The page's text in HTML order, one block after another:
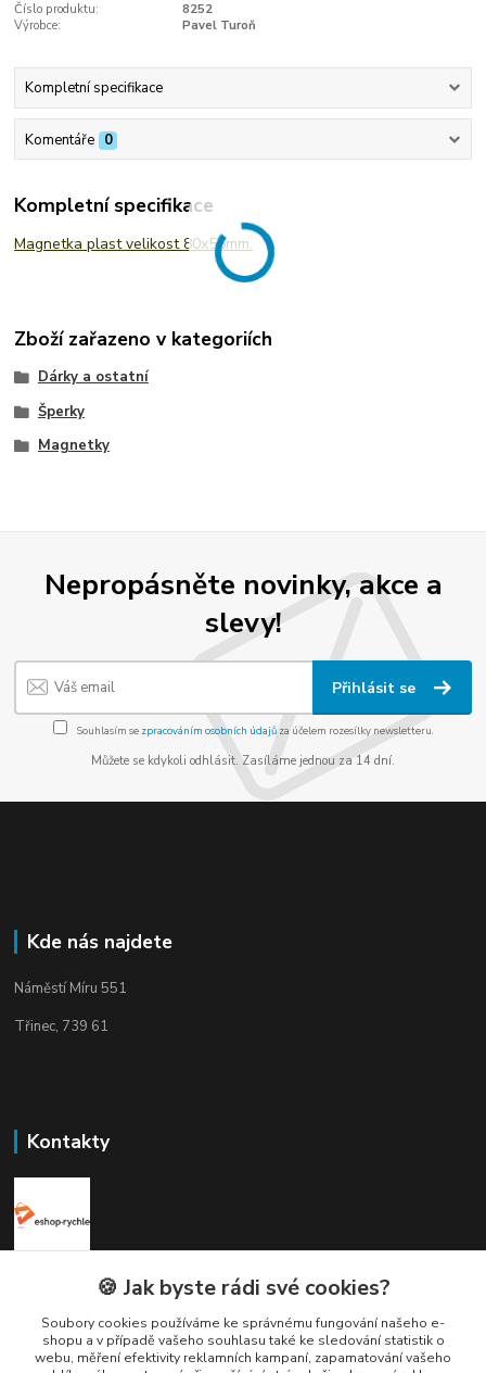
Číslo produktu:
8252
Výrobce:
Pavel Turoň
Kompletní specifikace
Komentáře 0
Kompletní specifikace
Magnetka plast velikost 80x55mm.
Zboží zařazeno v kategoriích
Dárky a ostatní
Šperky
Magnetky
Nepropásněte novinky, akce a
slevy!
Přihlásit se
Souhlasím se zpracováním osobních údajůza účelem rozesílky newsletteru.
Můžete se kdykoli odhlásit. Zasíláme jednou za 14 dní.
Kde nás najdete
Náměstí Míru 551
Třinec, 739 61
Kontakty
Petr Nedvídek
+420 775688827 +420 737670415
🍪 Jak byste rádi své cookies?
Soubory cookies používáme ke správnému fungování našeho e-
shopu a v případě vašeho souhlasu také ke sledování statistik o
webu, měření efektivity reklamních kampaní, zapamatování vašeho